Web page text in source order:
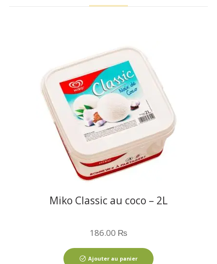
Miko Classic au coco – 2L
186.00 ₨
Ajouter au panier